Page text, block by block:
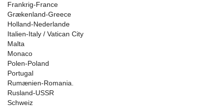
Frankrig-France
Grækenland-Greece
Holland-Nederlande
Italien-Italy / Vatican City
Malta
Monaco
Polen-Poland
Portugal
Rumænien-Romania.
Rusland-USSR
Schweiz